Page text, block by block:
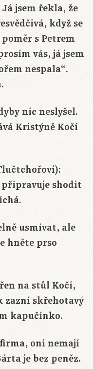
jsem řekla, že
když se
s Petrem
vás, já jsem
nespala“.
nic neslyšel.
Kristýně Kočí
připravuje shodit
usmívat, ale
hněte prso
na stůl Kočí,
zazní skřehotavý
kapučínko.
oni nemají
je bez peněz.